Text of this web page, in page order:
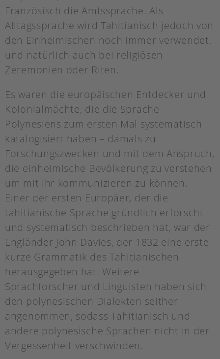
Französisch die Amtssprache. Als
Alltagssprache wird Tahitianisch jedoch von
den Einheimischen noch immer verwendet,
und natürlich auch bei religiösen
Zeremonien oder Riten.
Es waren die europäischen Entdecker und
Kolonialmächte, die die Sprache
Polynesiens zum ersten Mal systematisch
katalogisiert haben – damals zu
Forschungszwecken und mit dem Anspruch,
die einheimische Bevölkerung zu verstehen
um mit ihr kommunizieren zu können.
Einer der ersten Europäer, der die
tahitianische Sprache gründlich erforscht
und systematisch beschrieben hat, war der
Engländer John Davies, der 1832 eine erste
kurze Grammatik des Tahitianischen
herausgegeben hat. Weitere
Sprachforscher und Linguisten haben sich
den polynesischen Dialekten seither
angenommen, sodass Tahitianisch und
andere polynesische Sprachen nicht in der
Vergessenheit verschwinden.